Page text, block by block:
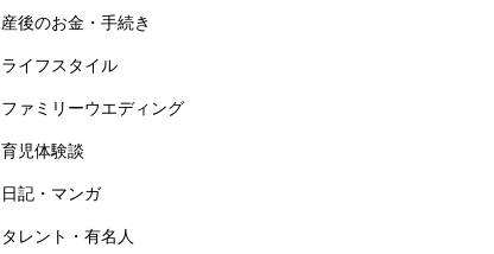
産後のお金・手続き
ライフスタイル
ファミリーウエディング
育児体験談
日記・マンガ
タレント・有名人